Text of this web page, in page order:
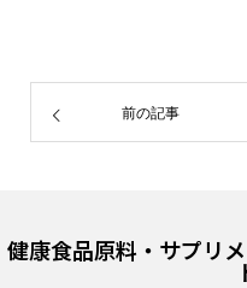
前の記事
健康食品原料・サプリ